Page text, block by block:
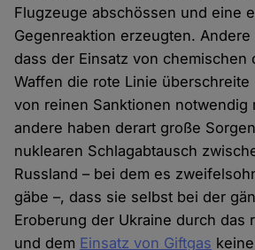
Flugzeuge abschössen und eine
Gegenreaktion erzeugten.
dass der Einsatz von chemischen
Waffen die rote Linie
von reinen Sanktionen notwendig
andere haben derart große
nuklearen Schlagabtausch
Russland – bei dem es
gäbe –, dass sie selbst bei der
Eroberung der Ukraine durch das
und dem Einsatz von Giftgas